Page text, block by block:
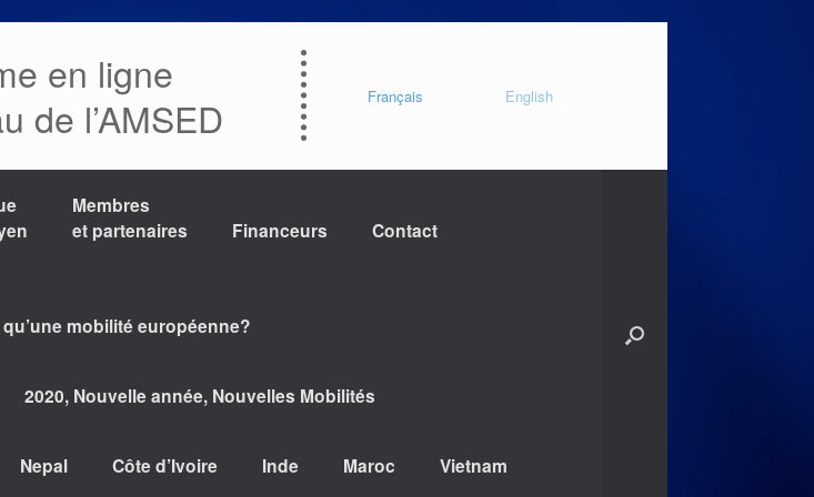
en ligne
de l’AMSED
Français English
Membres
et partenaires
Financeurs Contact
qu’une mobilité européenne?
2020, Nouvelle année, Nouvelles Mobilités
Nepal Côte d’Ivoire Inde Maroc Vietnam